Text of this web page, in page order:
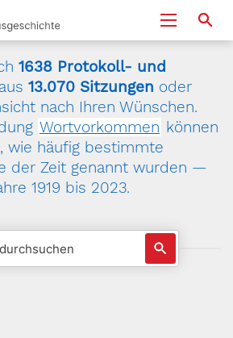
1638 Protokoll- und
aus 13.070 Sitzungen oder
nach Ihren Wünschen.
Wortvorkommen können
wie häufig bestimmte
der Zeit genannt wurden —
1919 bis 2023.